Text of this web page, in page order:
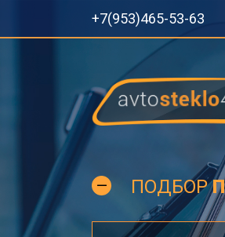
+7(953)465-53-63
ПОДБОР